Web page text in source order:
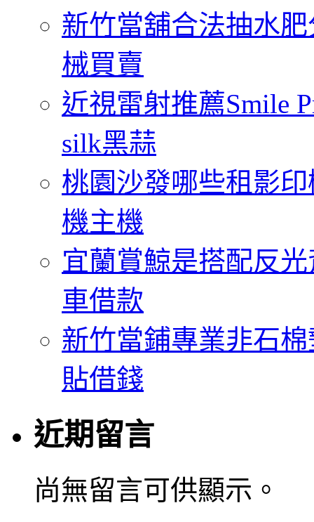
新竹當舖合法抽水
械買賣
近視雷射推薦Smile
silk黑蒜
桃園沙發哪些租影
機主機
宜蘭賞鯨是搭配反
車借款
新竹當鋪專業非石
貼借錢
近期留言
尚無留言可供顯示。